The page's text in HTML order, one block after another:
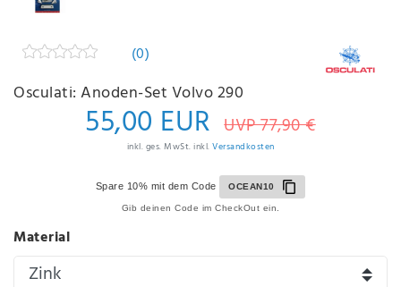
(0)
Osculati: Anoden-Set Volvo 290
55,00 EUR UVP 77,90 €
inkl. ges. MwSt. inkl. Versandkosten
Spare 10% mit dem Code OCEAN10
Gib deinen Code im CheckOut ein.
Material